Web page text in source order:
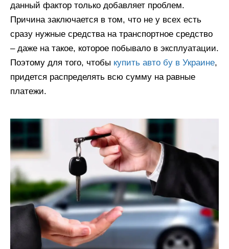
данный фактор только добавляет проблем.
Причина заключается в том, что не у всех есть
сразу нужные средства на транспортное средство
– даже на такое, которое побывало в эксплуатации.
Поэтому для того, чтобы купить авто бу в Украине,
придется распределять всю сумму на равные
платежи.